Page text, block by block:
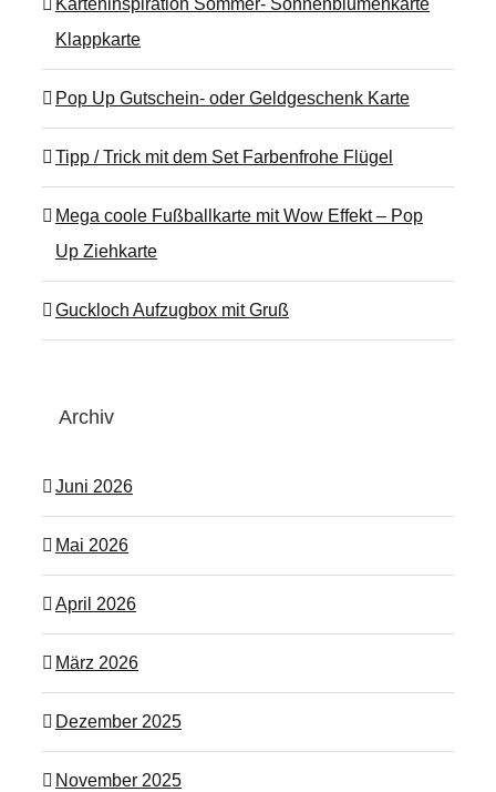
Klappkarte
Pop Up Gutschein- oder Geldgeschenk Karte
Tipp / Trick mit dem Set Farbenfrohe Flügel
Mega coole Fußballkarte mit Wow Effekt – Pop
Up Ziehkarte
Guckloch Aufzugbox mit Gruß
Archiv
Juni 2026
Mai 2026
April 2026
März 2026
Dezember 2025
November 2025